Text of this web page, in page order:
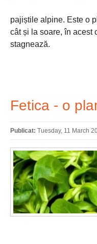
pajiștile alpine. Este o
cât și la soare, în acest
stagnează.
Fetica - o
Publicat: Tuesday, 11 March